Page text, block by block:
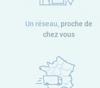
Un réseau, proche de
chez vous